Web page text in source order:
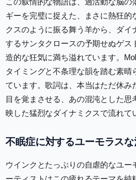
ギーを完璧に捉えた、まさに熱狂的
クスのように振る舞う羊から、ダイ
するサンタクロースの予期せぬゲス
造的な狂気に満ち溢れています。
タイミングと不条理な韻を踏む素晴
ています。歌詞は、本当はただ休み
目を覚まさせる、あの混沌とした思
映した猛烈なダイナミクスで流れて
不眠症に対するユーモラス
ウインクとたっぷりの自虐的なユー